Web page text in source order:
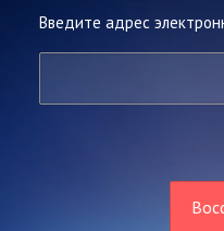
Введите адрес